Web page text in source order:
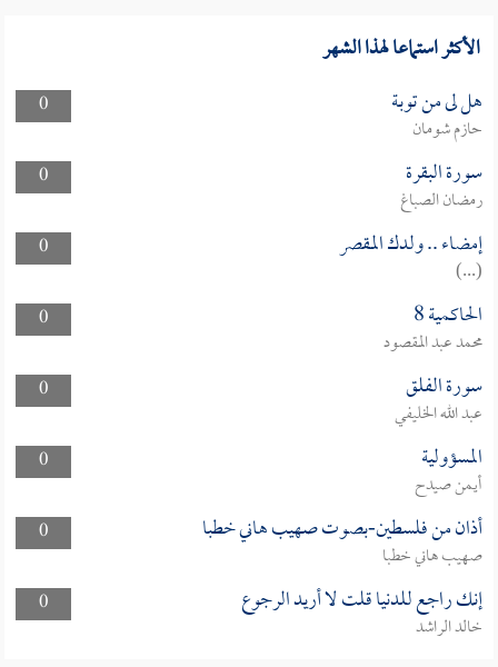
الأكثر استماعا لهذا الشهر
0 هل لى من توبة
حازم شومان
0
سورة البقرة
رمضان الصباغ
0
إمضاء .. ولدك المقصر
(...)
0
الحاكمية 8
محمد عبد المقصود
0
سورة الفلق
عبد الله الخليفي
0
المسؤولية
أيمن صيدح
0
أذان من فلسطين-بصوت صهيب هاني خطبا
صهيب هاني خطبا
0
إنك راجع للدنيا قلت لا أريد الرجوع
خالد الراشد